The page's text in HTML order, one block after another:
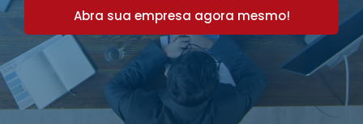
Abra sua empresa agora mesmo!